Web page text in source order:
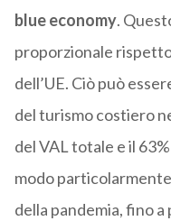
blue economy.
proporzionale
dell’UE. Ciò può
del turismo costiero
del VAL totale e il
modo
della pandemia, fino a